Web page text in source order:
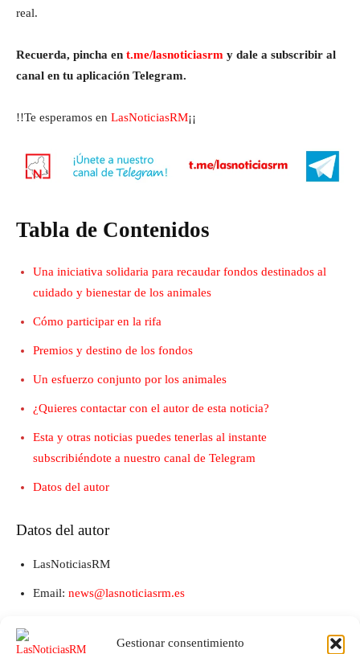
Gestionar consentimiento
real.
Recuerda, pincha en t.me/lasnoticiasrm y dale a subscribir al
canal en tu aplicación Telegram.
!!Te esperamos en LasNoticiasRM¡¡
Tabla de Contenidos
Una iniciativa solidaria para recaudar fondos destinados al
cuidado y bienestar de los animales
Cómo participar en la rifa
Premios y destino de los fondos
Un esfuerzo conjunto por los animales
¿Quieres contactar con el autor de esta noticia?
Esta y otras noticias puedes tenerlas al instante
subscribiéndote a nuestro canal de Telegram
Datos del autor
Datos del autor
LasNoticiasRM
Email: news@lasnoticiasrm.es